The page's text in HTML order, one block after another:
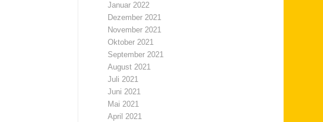
Januar 2022
Dezember 2021
November 2021
Oktober 2021
September 2021
August 2021
Juli 2021
Juni 2021
Mai 2021
April 2021